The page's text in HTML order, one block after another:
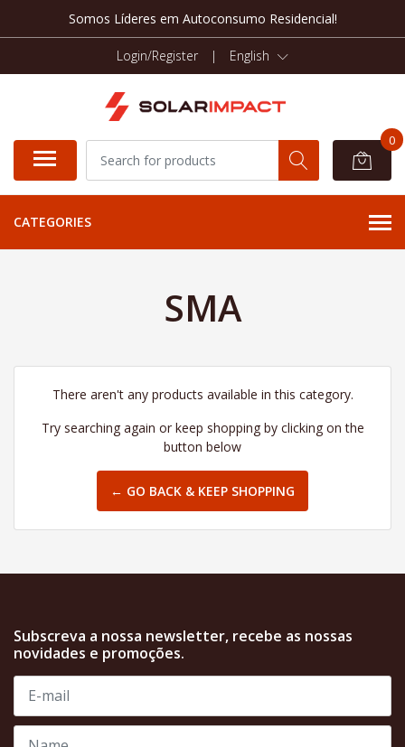
Somos Líderes em Autoconsumo Residencial!
Login/Register | English
0
CATEGORIES
SMA
There aren't any products available in this category.
Try searching again or keep shopping by clicking on the
button below
← GO BACK & KEEP SHOPPING
Subscreva a nossa newsletter, recebe as nossas
novidades e promoções.